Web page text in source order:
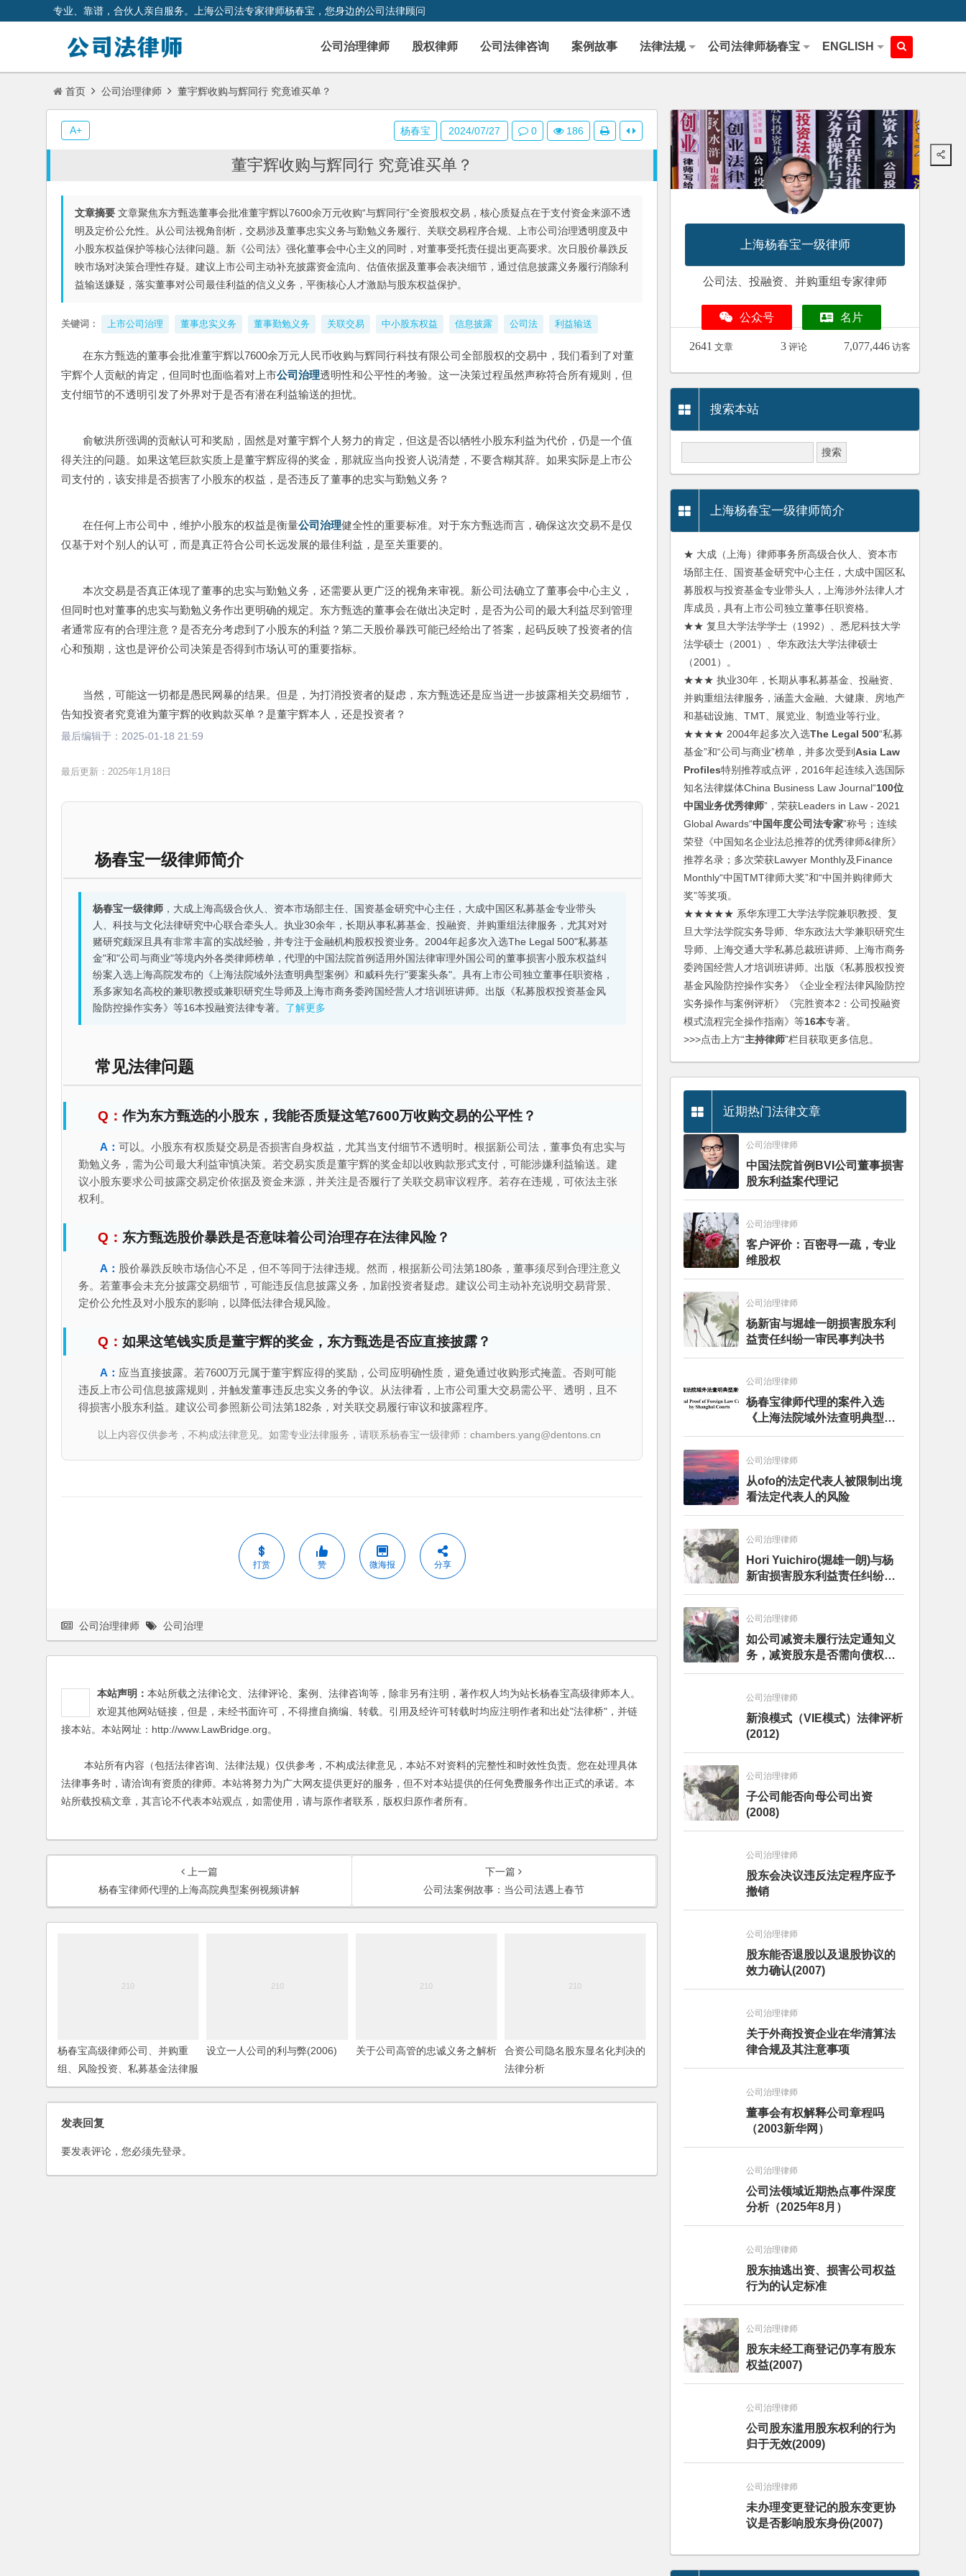
专业、靠谱，合伙人亲自服务。上海公司法专家律师杨春宝，您身边的公司法律顾问
公司治理律师 股权律师 公司法律咨询 案例故事 法律法规 公司法律师杨春宝 ENGLISH
首页 公司治理律师 董宇辉收购与辉同行 究竟谁买单？
董宇辉收购与辉同行 究竟谁买单？
文章摘要 文章聚焦东方甄选董事会批准董宇辉以7600余万元收购“与辉同行”全资股权交易，核心质疑点在于支付资金来源不透
明及定价公允性。从公司法视角剖析，交易涉及董事忠实义务与勤勉义务履行、关联交易程序合规、上市公司治理透明度及中
小股东权益保护等核心法律问题。新《公司法》强化董事会中心主义的同时，对董事受托责任提出更高要求。次日股价暴跌反
映市场对决策合理性存疑。建议上市公司主动补充披露资金流向、估值依据及董事会表决细节，通过信息披露义务履行消除利
益输送嫌疑，落实董事对公司最佳利益的信义义务，平衡核心人才激励与股东权益保护。
关键词： 上市公司治理 董事忠实义务 董事勤勉义务 关联交易 中小股东权益 信息披露 公司法 利益输送
在东方甄选的董事会批准董宇辉以7600余万元人民币收购与辉同行科技有限公司全部股权的交易中，我们看到了对董
宇辉个人贡献的肯定，但同时也面临着对上市公司治理透明性和公平性的考验。这一决策过程虽然声称符合所有规则，但
支付细节的不透明引发了外界对于是否有潜在利益输送的担忧。
俞敏洪所强调的贡献认可和奖励，固然是对董宇辉个人努力的肯定，但这是否以牺牲小股东利益为代价，仍是一个值
得关注的问题。如果这笔巨款实质上是董宇辉应得的奖金，那就应当向投资人说清楚，不要含糊其辞。如果实际是上市公
司支付的，该安排是否损害了小股东的权益，是否违反了董事的忠实与勤勉义务？
在任何上市公司中，维护小股东的权益是衡量公司治理健全性的重要标准。对于东方甄选而言，确保这次交易不是仅
仅基于对个别人的认可，而是真正符合公司长远发展的最佳利益，是至关重要的。
本次交易是否真正体现了董事的忠实与勤勉义务，还需要从更广泛的视角来审视。新公司法确立了董事会中心主义，
但同时也对董事的忠实与勤勉义务作出更明确的规定。东方甄选的董事会在做出决定时，是否为公司的最大利益尽到管理
者通常应有的合理注意？是否充分考虑到了小股东的利益？第二天股价暴跌可能已经给出了答案，起码反映了投资者的信
心和预期，这也是评价公司决策是否得到市场认可的重要指标。
当然，可能这一切都是愚民网暴的结果。但是，为打消投资者的疑虑，东方甄选还是应当进一步披露相关交易细节，
告知投资者究竟谁为董宇辉的收购款买单？是董宇辉本人，还是投资者？
最后编辑于： 2025-01-18 21:59
最后更新：2025年1月18日
杨春宝一级律师简介
杨春宝一级律师，大成上海高级合伙人、资本市场部主任、国资基金研究中心主任，大成中国区私募基金专业带头
人、科技与文化法律研究中心联合牵头人。执业30余年，长期从事私募基金、投融资、并购重组法律服务，尤其对对
赌研究颇深且具有非常丰富的实战经验，并专注于金融机构股权投资业务。2004年起多次入选The Legal 500"私募基
金"和"公司与商业"等境内外各类律师榜单，代理的中国法院首例适用外国法律审理外国公司的董事损害小股东权益纠
纷案入选上海高院发布的《上海法院域外法查明典型案例》和威科先行"要案头条"。具有上市公司独立董事任职资格，
系多家知名高校的兼职教授或兼职研究生导师及上海市商务委跨国经营人才培训班讲师。出版《私募股权投资基金风
险防控操作实务》等16本投融资法律专著。 了解更多
常见法律问题
作为东方甄选的小股东，我能否质疑这笔7600万收购交易的公平性？
可以。小股东有权质疑交易是否损害自身权益，尤其当支付细节不透明时。根据新公司法，董事负有忠实与
勤勉义务，需为公司最大利益审慎决策。若交易实质是董宇辉的奖金却以收购款形式支付，可能涉嫌利益输送。建
议小股东要求公司披露交易定价依据及资金来源，并关注是否履行了关联交易审议程序。若存在违规，可依法主张
权利。
东方甄选股价暴跌是否意味着公司治理存在法律风险？
股价暴跌反映市场信心不足，但不等同于法律违规。然而，根据新公司法第180条，董事须尽到合理注意义
务。若董事会未充分披露交易细节，可能违反信息披露义务，加剧投资者疑虑。建议公司主动补充说明交易背景、
定价公允性及对小股东的影响，以降低法律合规风险。
如果这笔钱实质是董宇辉的奖金，东方甄选是否应直接披露？
应当直接披露。若7600万元属于董宇辉应得的奖励，公司应明确性质，避免通过收购形式掩盖。否则可能
违反上市公司信息披露规则，并触发董事违反忠实义务的争议。从法律看，上市公司重大交易需公平、透明，且不
得损害小股东利益。建议公司参照新公司法第182条，对关联交易履行审议和披露程序。
以上内容仅供参考，不构成法律意见。如需专业法律服务，请联系杨春宝一级律师：chambers.yang@dentons.cn
打赏 赞 微海报 分享
杨春宝 2024/07/27 0 186
A+
公司治理律师 公司治理
本站声明： 本站所载之法律论文、法律评论、案例、法律咨询等，除非另有注明，著作权人均为站长杨春宝高级律师本人。
欢迎其他网站链接，但是，未经书面许可，不得擅自摘编、转载。引用及经许可转载时均应注明作者和出处"法律桥"，并链
接本站。本站网址：http://www.LawBridge.org。
本站所有内容（包括法律咨询、法律法规）仅供参考，不构成法律意见，本站不对资料的完整性和时效性负责。您在处理具体
法律事务时，请洽询有资质的律师。本站将努力为广大网友提供更好的服务，但不对本站提供的任何免费服务作出正式的承诺。本
站所载投稿文章，其言论不代表本站观点，如需使用，请与原作者联系，版权归原作者所有。
上一篇
杨春宝律师代理的上海高院典型案例视频讲解
下一篇
公司法案例故事：当公司法遇上春节
杨春宝高级律师公司、并购重
组、风险投资、私募基金法律服
务范围
设立一人公司的利与弊(2006) 关于公司高管的忠诚义务之解析
合资公司隐名股东显名化判决的
法律分析
发表回复
要发表评论，您必须先登录。
上海杨春宝一级律师
公司法、投融资、并购重组专家律师
公众号 名片
2641 文章 3 评论 7,077,446 访客
搜索本站
上海杨春宝一级律师简介
★ 大成（上海）律师事务所高级合伙人、资本市
场部主任、国资基金研究中心主任，大成中国区私
募股权与投资基金专业带头人，上海涉外法律人才
库成员，具有上市公司独立董事任职资格。
★★ 复旦大学法学学士（1992）、悉尼科技大学
法学硕士（2001）、华东政法大学法律硕士
（2001）。
★★★ 执业30年，长期从事私募基金、投融资、
并购重组法律服务，涵盖大金融、大健康、房地产
和基础设施、TMT、展览业、制造业等行业。
★★★★ 2004年起多次入选The Legal 500“私募
基金”和“公司与商业”榜单，并多次受到Asia Law
Profiles特别推荐或点评，2016年起连续入选国际
知名法律媒体China Business Law Journal“100位
中国业务优秀律师”，荣获Leaders in Law - 2021
Global Awards“中国年度公司法专家”称号；连续
荣登《中国知名企业法总推荐的优秀律师&律所》
推荐名录；多次荣获Lawyer Monthly及Finance
Monthly“中国TMT律师大奖”和“中国并购律师大
奖”等奖项。
★★★★★ 系华东理工大学法学院兼职教授、复
旦大学法学院实务导师、华东政法大学兼职研究生
导师、上海交通大学私募总裁班讲师、上海市商务
委跨国经营人才培训班讲师。出版《私募股权投资
基金风险防控操作实务》《企业全程法律风险防控
实务操作与案例评析》《完胜资本2：公司投融资
模式流程完全操作指南》等16本专著。
>>>点击上方“主持律师”栏目获取更多信息。
近期热门法律文章
公司治理律师
中国法院首例BVI公司董事损害
股东利益案代理记
公司治理律师
客户评价：百密寻一疏，专业
维股权
公司治理律师
杨新宙与堀雄一朗损害股东利
益责任纠纷一审民事判决书
公司治理律师
杨春宝律师代理的案件入选
《上海法院域外法查明典型案
例》
公司治理律师
从ofo的法定代表人被限制出境
看法定代表人的风险
公司治理律师
Hori Yuichiro(堀雄一朗)与杨
新宙损害股东利益责任纠纷二
审案件二审民事判决书
公司治理律师
如公司减资未履行法定通知义
务，减资股东是否需向债权人
担责？且看最高人民法院怎么
公司治理律师
新浪模式（VIE模式）法律评析
(2012)
公司治理律师
子公司能否向母公司出资
(2008)
公司治理律师
股东会决议违反法定程序应予
撤销
公司治理律师
股东能否退股以及退股协议的
效力确认(2007)
公司治理律师
关于外商投资企业在华清算法
律合规及其注意事项
公司治理律师
董事会有权解释公司章程吗
（2003新华网）
公司治理律师
公司法领域近期热点事件深度
分析（2025年8月）
公司治理律师
股东抽逃出资、损害公司权益
行为的认定标准
公司治理律师
股东未经工商登记仍享有股东
权益(2007)
公司治理律师
公司股东滥用股东权利的行为
归于无效(2009)
公司治理律师
未办理变更登记的股东变更协
议是否影响股东身份(2007)